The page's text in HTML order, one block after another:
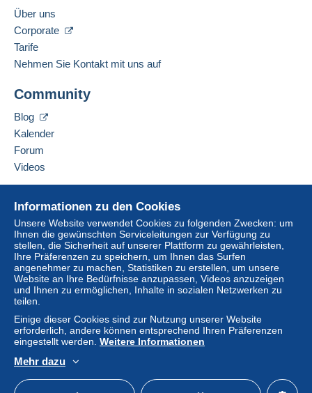
Informationen zu den Cookies
Unsere Website verwendet Cookies zu folgenden Zwecken: um
Ihnen die gewünschten Serviceleitungen zur Verfügung zu
stellen, die Sicherheit auf unserer Plattform zu gewährleisten,
Ihre Präferenzen zu speichern, um Ihnen das Surfen
angenehmer zu machen, Statistiken zu erstellen, um unsere
Website an Ihre Bedürfnisse anzupassen, Videos anzuzeigen
und Ihnen zu ermöglichen, Inhalte in sozialen Netzwerken zu
teilen.
Einige dieser Cookies sind zur Nutzung unserer Website
erforderlich, andere können entsprechend Ihren Präferenzen
eingestellt werden. Weitere Informationen
Mehr dazu
Über uns
Corporate
Tarife
Nehmen Sie Kontakt mit uns auf
Community
Blog
Kalender
Forum
Videos
Online-Hilfe
Auf Delcampe kaufen
Auf Delcampe verkaufen
Eine sichere Website